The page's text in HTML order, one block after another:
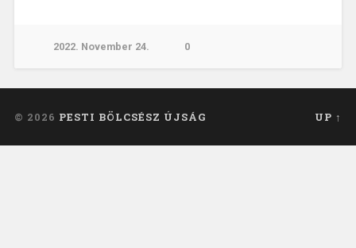
2022. November 24. 0
© 2026 PESTI BÖLCSÉSZ ÚJSÁG UP ↑